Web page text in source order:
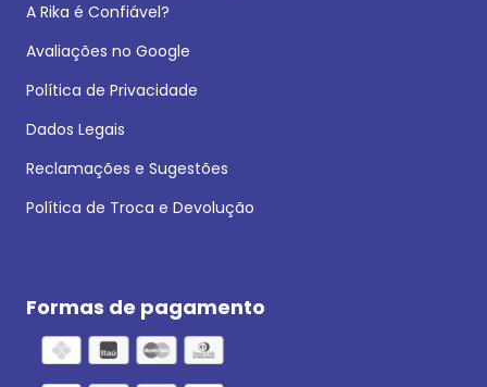
A Rika é Confiável?
Avaliações no Google
Política de Privacidade
Dados Legais
Reclamações e Sugestões
Política de Troca e Devolução
Formas de pagamento